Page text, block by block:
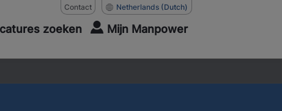
Contact Netherlands (Dutch)
zoeken Mijn Manpower